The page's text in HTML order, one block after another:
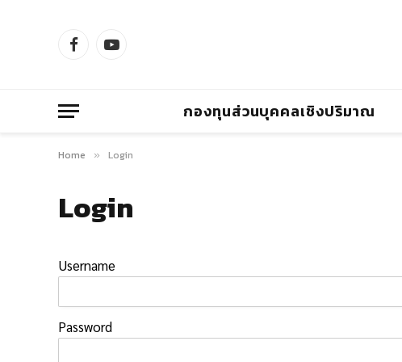
FacebookYouTube
กองทุนส่วนบุคคลเชิงปริมาณ
Home » Login
Login
Username
Password